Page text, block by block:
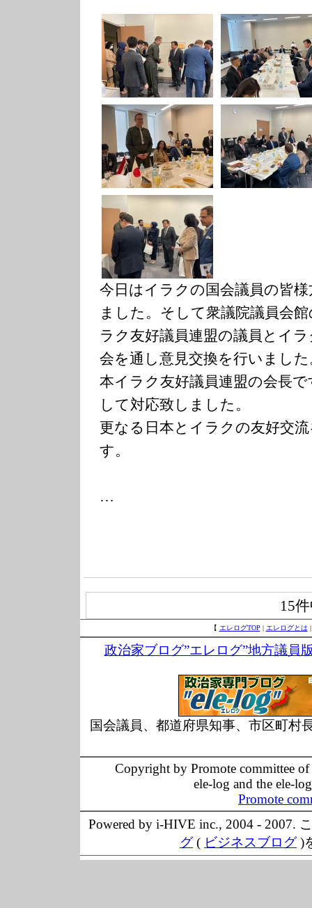
今日はイラクの国会議員の皆
ました。そして衆議院議員会
ラク友好議員連盟の議員とイ
会を通し意見交換を行いまし
本イラク友好議員連盟の会長
して対応致しました。
更なる日本とイラクの友好交
す。
…
15
【 エレログTOP | エレログとは
政治家ブログ”エレログ”地方議員
国会議員、都道府県知事、市区町村
Copyright by Promote committee
ele-log and the ele-
Promote
Powered by i-HIVE inc., 2004 - 2007.
グ( ビジネスブログ)